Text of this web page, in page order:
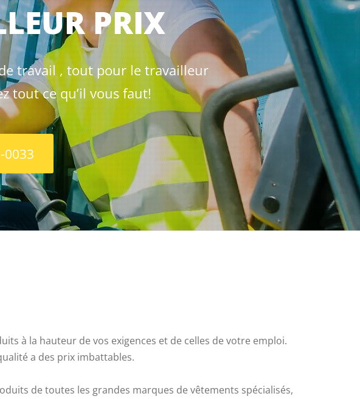
PRIX
travail , tout pour le travailleur
tout ce qu’il vous faut!
0033
à la hauteur de vos exigences et de celles de votre emploi.
a des prix imbattables.
de toutes les grandes marques de vêtements spécialisés,